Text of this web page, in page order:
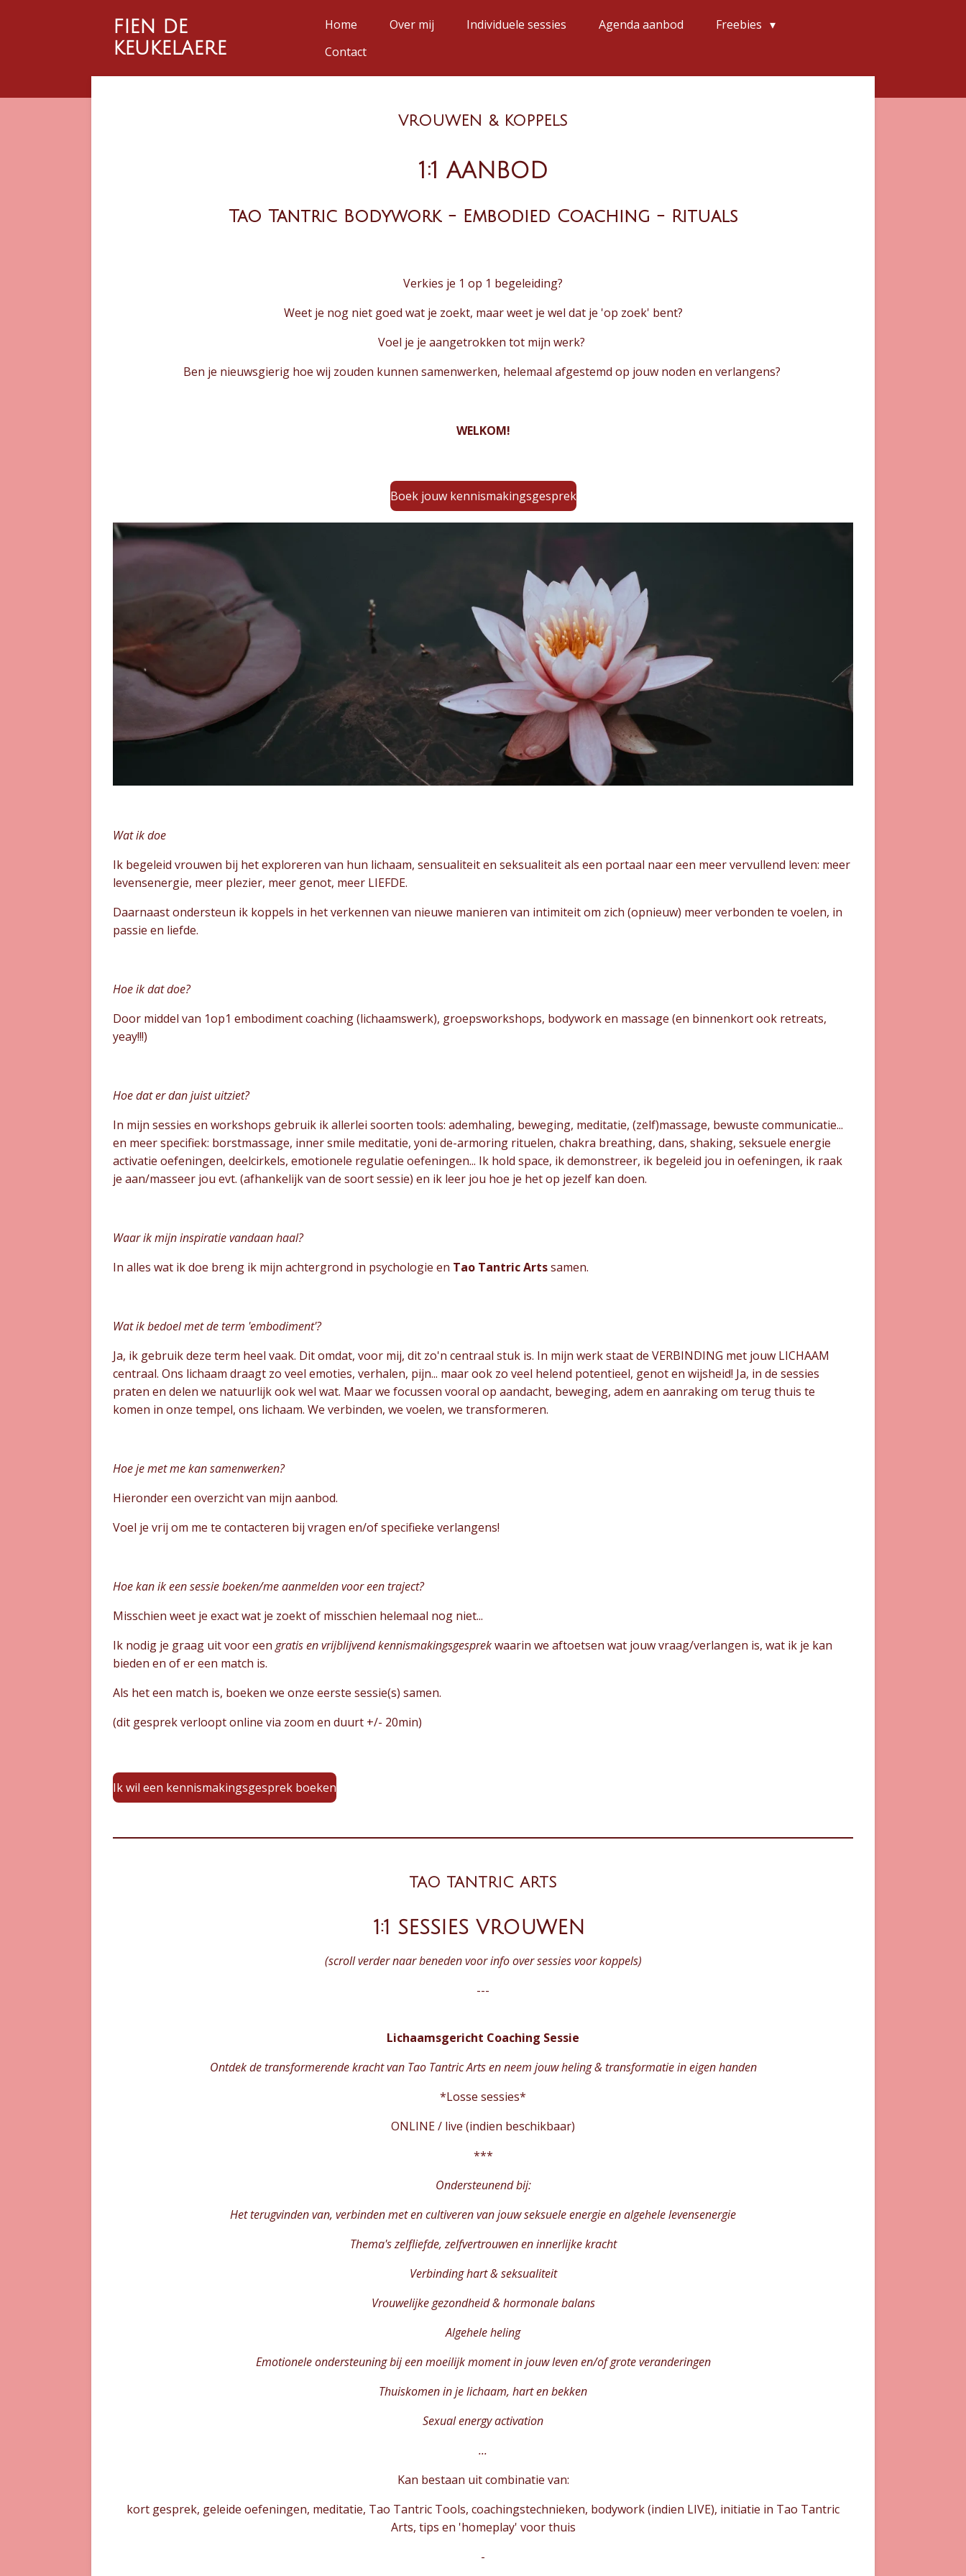
fien de
keukelaere
Home Over mij Individuele sessies Agenda aanbod
Freebies
Contact
VROUWEN & KOPPELS
1:1 AANBOD
Tao Tantric Bodywork - Embodied Coaching - Rituals
Verkies je 1 op 1 begeleiding?
Weet je nog niet goed wat je zoekt, maar weet je wel dat je 'op zoek' bent?
Voel je je aangetrokken tot mijn werk?
Ben je nieuwsgierig hoe wij zouden kunnen samenwerken, helemaal afgestemd op jouw noden en verlangens?
WELKOM!
Boek jouw kennismakingsgesprek
Wat ik doe
Ik begeleid vrouwen bij het exploreren van hun lichaam, sensualiteit en seksualiteit als een portaal naar een meer vervullend leven: meer
levensenergie, meer plezier, meer genot, meer LIEFDE.
Daarnaast ondersteun ik koppels in het verkennen van nieuwe manieren van intimiteit om zich (opnieuw) meer verbonden te voelen, in
passie en liefde.
Hoe ik dat doe?
Door middel van 1op1 embodiment coaching (lichaamswerk), groepsworkshops, bodywork en massage (en binnenkort ook retreats,
yeay!!!)
Hoe dat er dan juist uitziet?
In mijn sessies en workshops gebruik ik allerlei soorten tools: ademhaling, beweging, meditatie, (zelf)massage, bewuste communicatie...
en meer specifiek: borstmassage, inner smile meditatie, yoni de-armoring rituelen, chakra breathing, dans, shaking, seksuele energie
activatie oefeningen, deelcirkels, emotionele regulatie oefeningen... Ik hold space, ik demonstreer, ik begeleid jou in oefeningen, ik raak
je aan/masseer jou evt. (afhankelijk van de soort sessie) en ik leer jou hoe je het op jezelf kan doen.
Waar ik mijn inspiratie vandaan haal?
In alles wat ik doe breng ik mijn achtergrond in psychologie en Tao Tantric Artssamen.
Wat ik bedoel met de term 'embodiment'?
Ja, ik gebruik deze term heel vaak. Dit omdat, voor mij, dit zo'n centraal stuk is. In mijn werk staat de VERBINDING met jouw LICHAAM
centraal. Ons lichaam draagt zo veel emoties, verhalen, pijn... maar ook zo veel helend potentieel, genot en wijsheid! Ja, in de sessies
praten en delen we natuurlijk ook wel wat. Maar we focussen vooral op aandacht, beweging, adem en aanraking om terug thuis te
komen in onze tempel, ons lichaam. We verbinden, we voelen, we transformeren.
Hoe je met me kan samenwerken?
Hieronder een overzicht van mijn aanbod.
Voel je vrij om me te contacteren bij vragen en/of specifieke verlangens!
Hoe kan ik een sessie boeken/me aanmelden voor een traject?
Misschien weet je exact wat je zoekt of misschien helemaal nog niet...
Ik nodig je graag uit voor een gratis en vrijblijvend kennismakingsgesprekwaarin we aftoetsen wat jouw vraag/verlangen is, wat ik je kan
bieden en of er een match is.
Als het een match is, boeken we onze eerste sessie(s) samen.
(dit gesprek verloopt online via zoom en duurt +/- 20min)
Ik wil een kennismakingsgesprek boeken
TAO TANTRIC ARTS
1:1 SESSIES VROUWEN
(scroll verder naar beneden voor info over sessies voor koppels)
---
Lichaamsgericht Coaching Sessie
Ontdek de transformerende kracht van Tao Tantric Arts en neem jouw heling & transformatie in eigen handen
*Losse sessies*
ONLINE / live (indien beschikbaar)
***
Ondersteunend bij:
Het terugvinden van, verbinden met en cultiveren van jouw seksuele energie en algehele levensenergie
Thema's zelfliefde, zelfvertrouwen en innerlijke kracht
Verbinding hart & seksualiteit
Vrouwelijke gezondheid & hormonale balans
Algehele heling
Emotionele ondersteuning bij een moeilijk moment in jouw leven en/of grote veranderingen
Thuiskomen in je lichaam, hart en bekken
Sexual energy activation
...
Kan bestaan uit combinatie van:
kort gesprek, geleide oefeningen, meditatie, Tao Tantric Tools, coachingstechnieken, bodywork (indien LIVE), initiatie in Tao Tantric
Arts, tips en 'homeplay' voor thuis
-